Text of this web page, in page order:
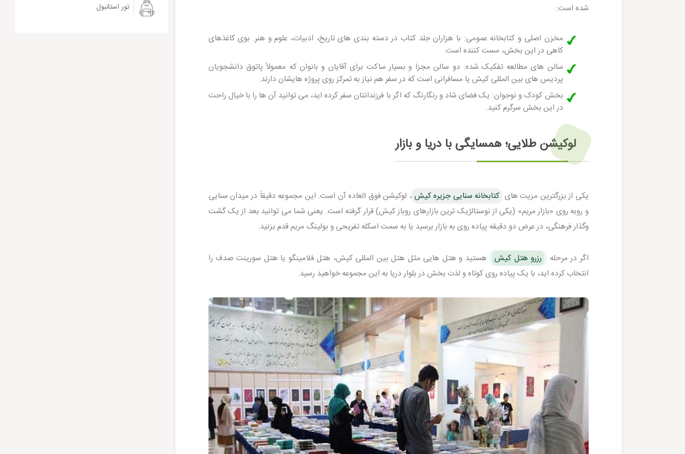
شده است:
مخزن اصلی و کتابخانه عمومی: با هزاران جلد کتاب در دسته بندی های تاریخ، ادبیات، علوم و هنر. بوی کاغذهای
کاهی در این بخش، مست کننده است.
سالن های مطالعه تفکیک شده: دو سالن مجزا و بسیار ساکت برای آقایان و بانوان که معمولاً پاتوق دانشجویان
پردیس های بین المللی کیش یا مسافرانی است که در سفر هم نیاز به تمرکز روی پروژه هایشان دارند.
بخش کودک و نوجوان: یک فضای شاد و رنگارنگ که اگر با فرزندانتان سفر کرده اید، می توانید آن ها را با خیال راحت
در این بخش سرگرم کنید.
لوکیشن طلایی؛ همسایگی با دریا و بازار
یکی از بزرگترین مزیت های کتابخانه سنایی جزیره کیش ، لوکیشن فوق العاده آن است. این مجموعه دقیقاً در میدان سنایی
و روبه روی «بازار مریم» (یکی از نوستالژیک ترین بازارهای روباز کیش) قرار گرفته است. یعنی شما می توانید بعد از یک گشت
وگذار فرهنگی، در عرض دو دقیقه پیاده روی به بازار برسید یا به سمت اسکله تفریحی و بولینگ مریم قدم بزنید.
اگر در مرحله رزرو هتل کیش
هستید و هتل هایی مثل هتل بین المللی کیش، هتل فلامینگو یا هتل سورینت صدف را
انتخاب کرده اید، با یک پیاده روی کوتاه و لذت بخش در بلوار دریا به این مجموعه خواهید رسید.
تور استانبول